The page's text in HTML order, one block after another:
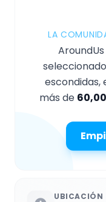
LA
escondidas,
más de
UBICACIÓN